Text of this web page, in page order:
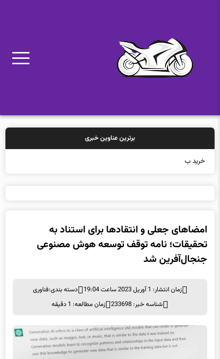
برترین عناوین خبری
خرید بیمه:
امضاهای جعلی و انتقادها برای استناد به
تحقیقات؛ نامه توقف توسعه هوش مصنوعی
جنجال‌آفرین شد
زمان انتشار: 1 آوریل 2023 ساعت 19:04 دسته بندی:فناوری
شناسه خبر: 233698
زمان مطالعه: 1 دقیقه